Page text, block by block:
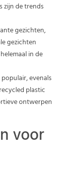
zijn de trends
gezichten,
gezichten
in de
evenals
plastic
ontwerpen
voor